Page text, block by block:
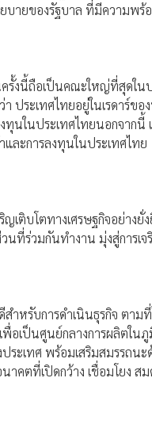
บายของรัฐบาล ที่มีความพ
รั้งนี้ถือเป็นคณะใหญ่ที่สุดใ
ประเทศไทยอยู่ในเรดาร์ข
ทุนในประเทศไทยนอกจาก
ละการลงทุนในประเทศไทย
ญเติบโตทางเศรษฐกิจอย่า
ที่ร่วมกันทำงาน มุ่งสู่การเ
ำหรับการดำเนินธุรกิจ ตา
พื่อเป็นศูนย์กลางการผลิตใ
ระเทศ พร้อมเสริมสมรรถ
คตที่เปิดกว้าง เชื่อมโยง ส